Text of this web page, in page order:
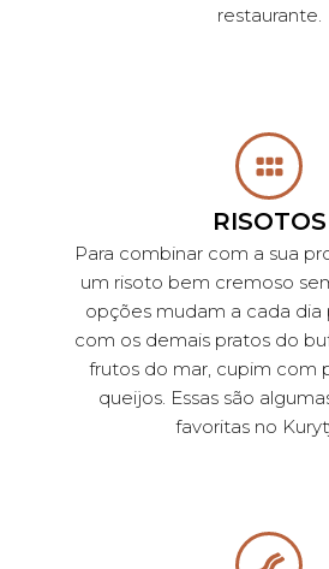
restaurante.
RISOTOS
Para combinar com a sua
um risoto bem cremoso
opções mudam a cada dia
com os demais pratos do
frutos do mar, cupim com
queijos. Essas são
favoritas no